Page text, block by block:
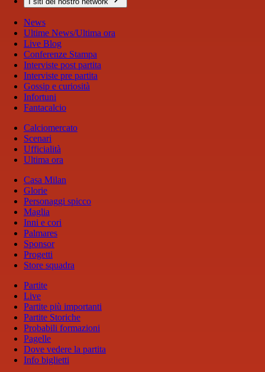
News
Ultime News/Ultima ora
Live Blog
Conferenze Stampa
Interviste post partita
Interviste pre partita
Gossip e curiosità
Infortuni
Fantacalcio
Calciomercato
Scenari
Ufficialità
Ultima ora
Casa Milan
Glorie
Personaggi spicco
Maglia
Inni e cori
Palmares
Sponsor
Progetti
Store squadra
Partite
Live
Partite più importanti
Partite Storiche
Probabili formazioni
Pagelle
Dove vedere la partita
Info biglietti